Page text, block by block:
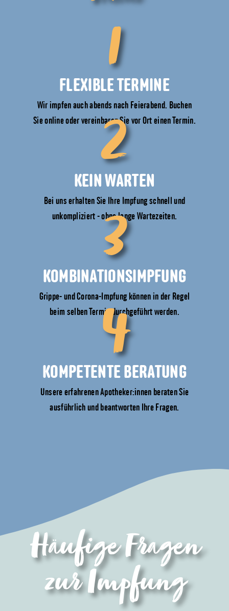
1
FLEXIBLE TERMINE
Wir impfen auch abends nach Feierabend. Buchen
Sie online oder vereinbaren Sie vor Ort einen Termin.
2
KEIN WARTEN
Bei uns erhalten Sie Ihre Impfung schnell und
unkompliziert - ohne lange Wartezeiten.
3
KOMBINATIONSIMPFUNG
Grippe- und Corona-Impfung können in der Regel
beim selben Termin durchgeführt werden.
4
KOMPETENTE BERATUNG
Unsere erfahrenen Apotheker:innen beraten Sie
ausführlich und beantworten Ihre Fragen.
Häufige Fragen
zur Impfung